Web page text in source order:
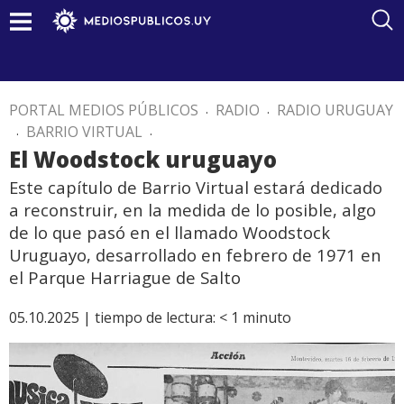
PORTAL MEDIOS PÚBLICOS . RADIO . RADIO URUGUAY
. BARRIO VIRTUAL .
El Woodstock uruguayo
Este capítulo de Barrio Virtual estará dedicado
a reconstruir, en la medida de lo posible, algo
de lo que pasó en el llamado Woodstock
Uruguayo, desarrollado en febrero de 1971 en
el Parque Harriague de Salto
05.10.2025 | tiempo de lectura: < 1 minuto